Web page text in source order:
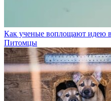
Как ученые воплощают идею
Питомцы